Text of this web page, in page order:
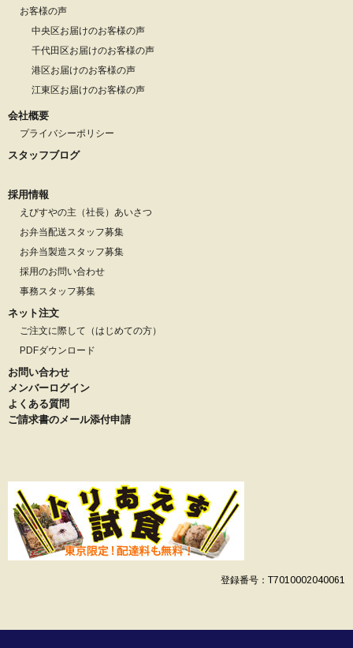
お客様の声
中央区お届けのお客様の声
千代田区お届けのお客様の声
港区お届けのお客様の声
江東区お届けのお客様の声
会社概要
プライバシーポリシー
スタッフブログ
採用情報
えびすやの主（社長）あいさつ
お弁当配送スタッフ募集
お弁当製造スタッフ募集
採用のお問い合わせ
事務スタッフ募集
ネット注文
ご注文に際して（はじめての方）
PDFダウンロード
お問い合わせ
メンバーログイン
よくある質問
ご請求書のメール添付申請
登録番号：T7010002040061